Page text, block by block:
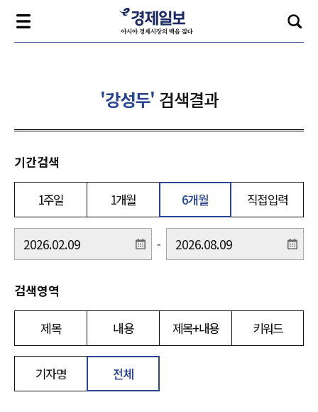
'강성두' 검색결과
기간검색
1주일 1개월 6개월 직접입력
-
검색영역
제목 내용 제목+내용 키워드
기자명 전체